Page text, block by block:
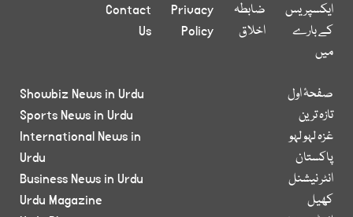
ایکسپریس
کے بارے
میں
ضابطہ
اخلاق
Privacy
Policy
Contact
Us
صفحۂ اول
تازہ ترین
غزہ لہو لہو
پاکستان
انٹر نیشنل
کھیل
Showbiz News in Urdu
Sports News in Urdu
International News in
Urdu
Business News in Urdu
Urdu Magazine